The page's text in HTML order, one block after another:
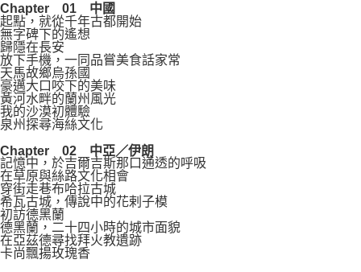
Chapter 01 中國
起點，就從千年古都開始
無字碑下的遙想
歸隱在長安
放下手機，一同品嘗美食話家常
天馬故鄉烏孫國
豪邁大口咬下的美味
黃河水畔的蘭州風光
我的沙漠初體驗
泉州探尋海絲文化
Chapter 02 中亞／伊朗
記憶中，於吉爾吉斯那口通透的呼吸
在草原與絲路文化相會
穿街走巷布哈拉古城
希瓦古城，傳說中的花剌子模
初訪德黑蘭
德黑蘭，二十四小時的城市面貌
在亞茲德尋找拜火教遺跡
卡尚飄揚玫瑰香